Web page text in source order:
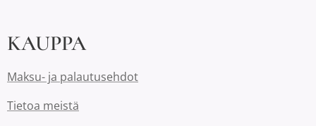
KAUPPA
Maksu- ja palautusehdot
Tietoa meistä